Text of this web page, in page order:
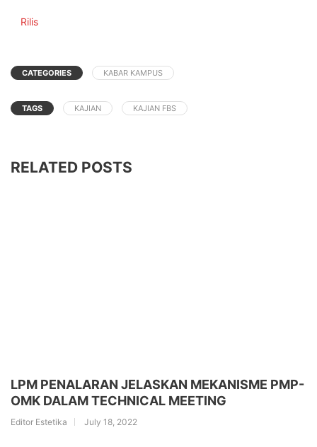
In relation to
Rilis
CATEGORIES KABAR KAMPUS
TAGS KAJIAN KAJIAN FBS
RELATED POSTS
LPM PENALARAN JELASKAN MEKANISME PMP-
OMK DALAM TECHNICAL MEETING
Editor Estetika July 18, 2022